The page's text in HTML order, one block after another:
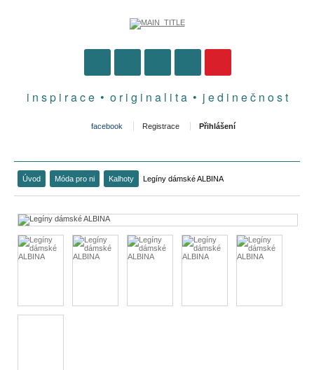
i n s p i r a c e • o r i g i n a l i t a • j e d i n e č n o s t
facebook Registrace Přihlášení
Úvod Móda pro ni Kalhoty Legíny dámské ALBINA